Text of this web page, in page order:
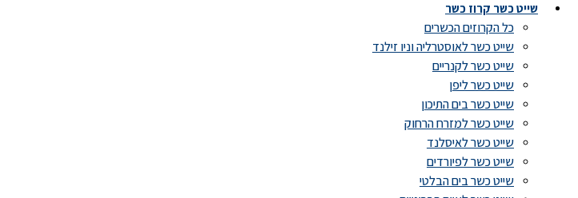
שייט כשר קרוז כשר
כל הקרוזים הכשרים
שייט כשר לאוסטרליה וניו זילנד
שייט כשר לקנריים
שייט כשר ליפן
שייט כשר בים התיכון
שייט כשר למזרח הרחוק
שייט כשר לאיסלנד
שייט כשר לפיורדים
שייט כשר בים הבלטי